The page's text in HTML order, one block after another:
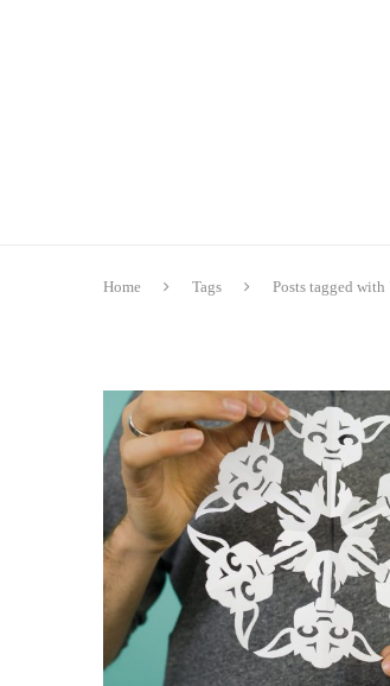
Home Tags Posts tagged with